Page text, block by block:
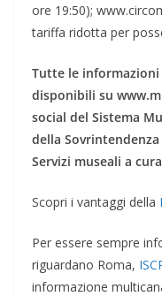
ore 19:50);
tariffa ridotta per
Tutte le
disponibili su
social del Sistema
della
Servizi museali a
Scopri i vantaggi della
Per essere sempre
riguardano Roma,
informazione